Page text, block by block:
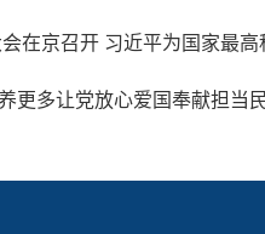
在京召开 习近平为国家最
更多让党放心爱国奉献担当